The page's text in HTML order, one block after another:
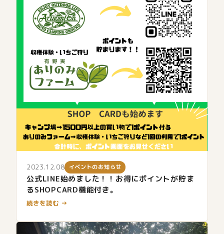
2023.12.08 イベントのお知らせ
公式LINE始めました！！お得にポイントが貯ま
るSHOPCARD機能付き。
続きを読む →